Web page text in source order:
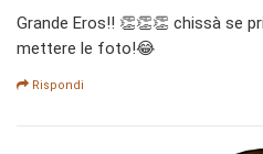
Grande Eros!! 👏👏👏 chissà se
mettere le foto!😂
Rispondi